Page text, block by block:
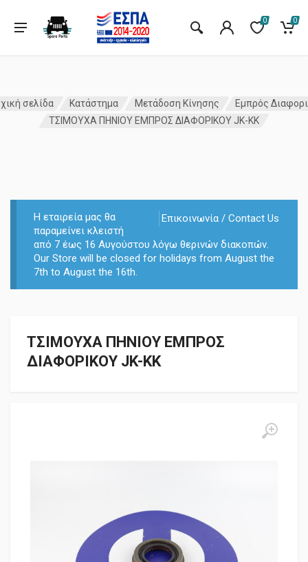
0 0
σελίδα Κατάστημα Μετάδοση Κίνησης
Εμπρός
ΤΣΙΜΟΥΧΑ ΠHΝΙΟΥ ΕΜΠΡΟΣ ΔΙΑΦΟΡΙΚΟΥ JK-ΚΚ
Επικοινωνία / Contact Us
Η εταιρεία μας θα
παραμείνει κλειστή
από 7 έως 16 Αυγούστου λόγω θερινών διακοπών.
Our Store will be closed for holidays from August the
7th to August the 16th.
ΤΣΙΜΟΥΧΑ ΠHΝΙΟΥ ΕΜΠΡΟΣ
ΔΙΑΦΟΡΙΚΟΥ JK-ΚΚ